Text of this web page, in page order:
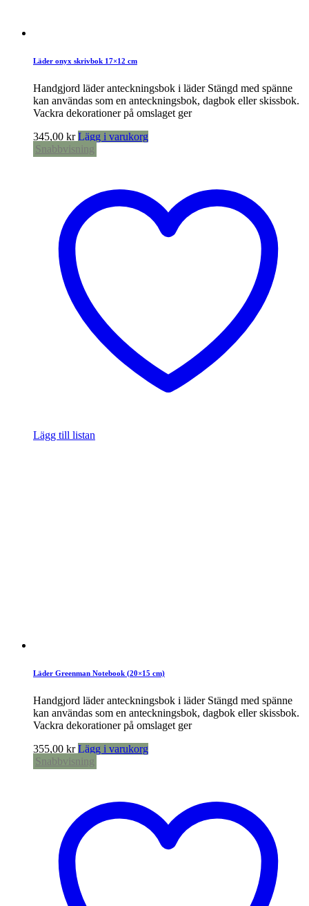
Läder onyx skrivbok 17×12 cm
Handgjord läder anteckningsbok i läder Stängd med spänne
kan användas som en anteckningsbok, dagbok eller skissbok.
Vackra dekorationer på omslaget ger
345,00 kr Lägg i varukorg
Snabbvisning
Lägg till listan
Läder Greenman Notebook (20×15 cm)
Handgjord läder anteckningsbok i läder Stängd med spänne
kan användas som en anteckningsbok, dagbok eller skissbok.
Vackra dekorationer på omslaget ger
355,00 kr Lägg i varukorg
Snabbvisning